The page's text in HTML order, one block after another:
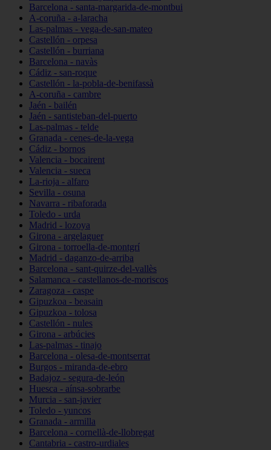
Barcelona - santa-margarida-de-montbui
A-coruña - a-laracha
Las-palmas - vega-de-san-mateo
Castellón - orpesa
Castellón - burriana
Barcelona - navàs
Cádiz - san-roque
Castellón - la-pobla-de-benifassà
A-coruña - cambre
Jaén - bailén
Jaén - santisteban-del-puerto
Las-palmas - telde
Granada - cenes-de-la-vega
Cádiz - bornos
Valencia - bocairent
Valencia - sueca
La-rioja - alfaro
Sevilla - osuna
Navarra - ribaforada
Toledo - urda
Madrid - lozoya
Girona - argelaguer
Girona - torroella-de-montgrí
Madrid - daganzo-de-arriba
Barcelona - sant-quirze-del-vallès
Salamanca - castellanos-de-moriscos
Zaragoza - caspe
Gipuzkoa - beasain
Gipuzkoa - tolosa
Castellón - nules
Girona - arbúcies
Las-palmas - tinajo
Barcelona - olesa-de-montserrat
Burgos - miranda-de-ebro
Badajoz - segura-de-león
Huesca - aínsa-sobrarbe
Murcia - san-javier
Toledo - yuncos
Granada - armilla
Barcelona - cornellà-de-llobregat
Cantabria - castro-urdiales